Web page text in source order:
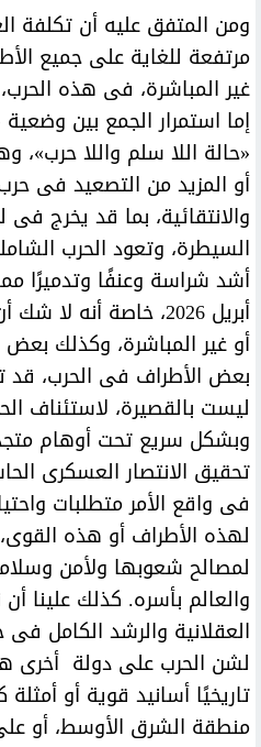
ومن المتفق عليه أن تكلفة
مرتفعة للغاية على جميع
غير المباشرة، فى هذه
إما استمرار الجمع بين
«حالة اللا سلم واللا حرب»،
أو المزيد من التصعيد فى
والانتقائية، بما قد يخرج
السيطرة، وتعود الحرب
أبريل 2026، خاصة أنه
أو غير المباشرة، وكذلك بعض
بعض الأطراف فى الحرب،
ليست بالقصيرة، لاستئناف
وبشكل سريع تحت أوهام
تحقيق الانتصار العسكرى
فى واقع الأمر متطلبات
لهذه الأطراف أو هذه القوى،
لمصالح شعوبها ولأمن
والعالم بأسره. كذلك علينا
العقلانية والرشد الكامل فى
لشن الحرب على دولة أخرى
تاريخيًا أسانيد قوية أو
منطقة الشرق الأوسط، أو